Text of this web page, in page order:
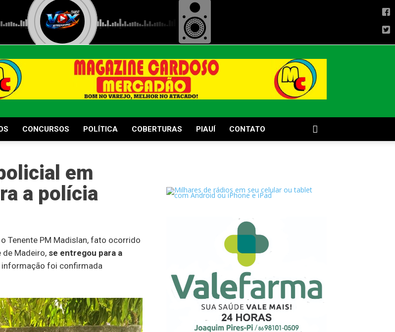
CONCURSOS POLÍTICA COBERTURAS PIAUÍ CONTATO
em
a polícia
Tenente PM Madislan, fato ocorrido
Madeiro, se entregou para a
informação foi confirmada